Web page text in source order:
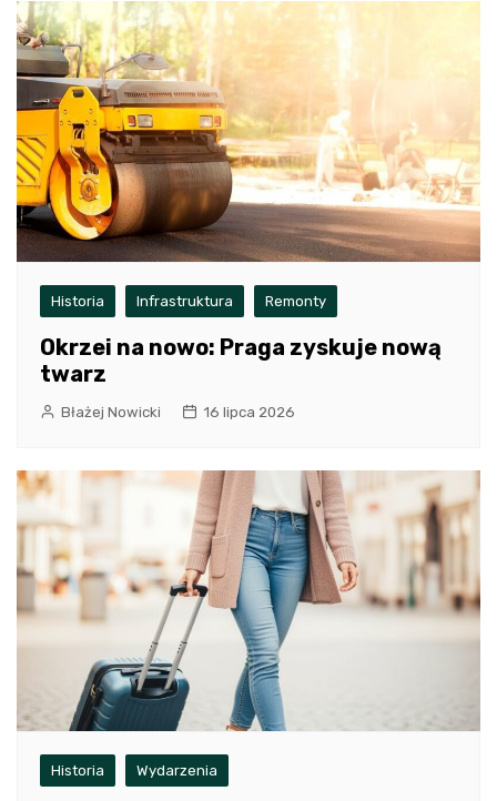
Historia Infrastruktura Remonty
Okrzei na nowo: Praga zyskuje nową
twarz
Błażej Nowicki 16 lipca 2026
Historia Wydarzenia